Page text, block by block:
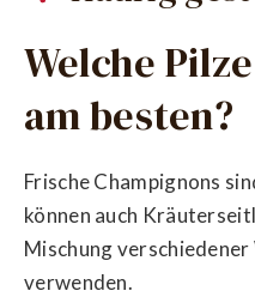
Welche
am besten?
Frische Champignons
können auch
Mischung
verwenden.